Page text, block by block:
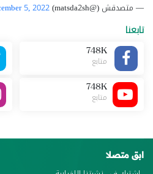
— متصدقش (@matsda2sh)
5, 2022
تابعنا
748K
متابع
748K
متابع
ابق متصلا